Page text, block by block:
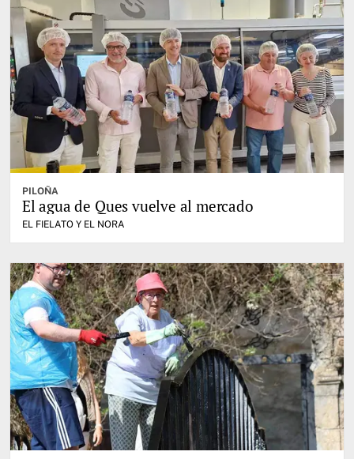
PILOÑA
El agua de Ques vuelve al mercado
EL FIELATO Y EL NORA